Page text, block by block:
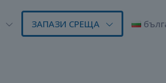
ЗАПАЗИ СРЕЩА